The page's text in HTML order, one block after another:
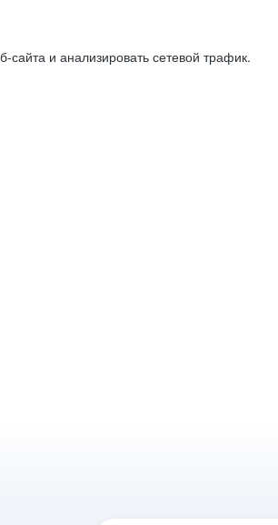
и анализировать сетевой трафик.